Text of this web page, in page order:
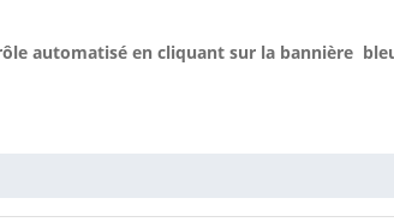
automatisé en cliquant sur la bannière